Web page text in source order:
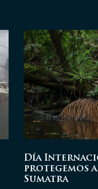
Día
protegemos
Sumatra